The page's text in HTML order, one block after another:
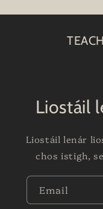
Liostáil
Liostáil lenár
chos istigh,
Email